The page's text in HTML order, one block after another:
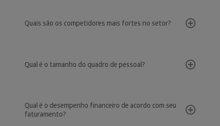
Quais são os competidores mais fortes no setor?
Qual é o tamanho do quadro de pessoal?
Qual é o desempenho financeiro de acordo com seu
faturamento?